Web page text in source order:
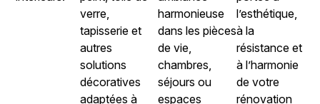
verre,
tapisserie et
autres
solutions
décoratives
adaptées à
harmonieuse
dans les pièces
de vie,
chambres,
séjours ou
espaces
l’esthétique,
à la
résistance et
à l’harmonie
de votre
rénovation